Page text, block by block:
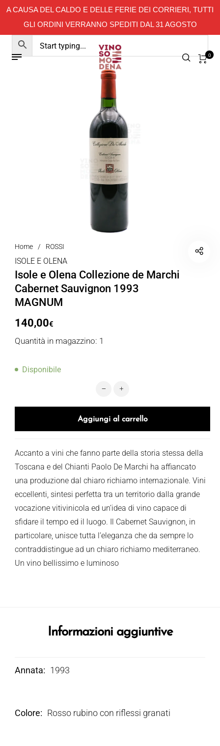
A CAUSA DEL CALDO E DELLE FERIE DEI CORRIERI, TUTTI
GLI ORDINI VERRANNO SPEDITI DAL 31 AGOSTO
0
Home / ROSSI
ISOLE E OLENA
Isole e Olena Collezione de Marchi
Cabernet Sauvignon 1993
MAGNUM
140,00€
Quantità in magazzino: 1
Disponibile
Isole e Olena Collezione de
Aggiungi al carrello
Accanto a vini che fanno parte della storia stessa della
Toscana e del Chianti Paolo De Marchi ha affiancato
una produzione dal chiaro richiamo internazionale. Vini
eccellenti, sintesi perfetta tra un territorio dalla grande
vocazione vitivinicola ed un’idea di vino capace di
sfidare il tempo ed il luogo. Il Cabernet Sauvignon, in
particolare, unisce tutta l’eleganza che da sempre lo
contraddistingue ad un chiaro richiamo mediterraneo.
Un vino bellissimo e luminoso
Informazioni aggiuntive
Annata 1993
Colore Rosso rubino con riflessi granati